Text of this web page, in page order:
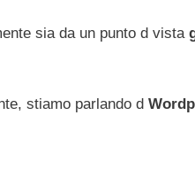
sia da un punto d vista
stiamo parlando d